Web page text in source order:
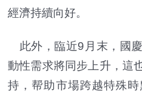
經濟持續向好。
此外，臨近9月末，國
動性需求將同步上升，這
持，帮助市場跨越特殊